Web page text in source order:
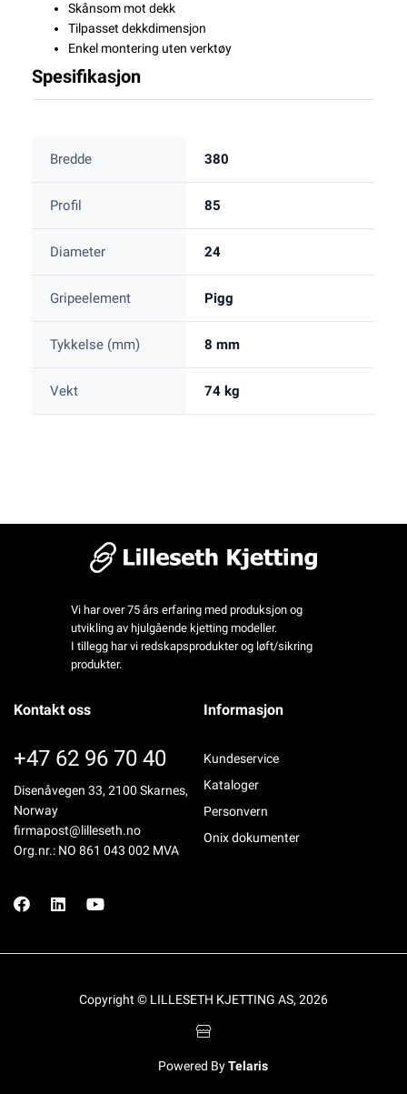
Skånsom mot dekk
Tilpasset dekkdimensjon
Enkel montering uten verktøy
Spesifikasjon
Bredde 380
Profil 85
Diameter 24
Gripeelement Pigg
Tykkelse (mm) 8 mm
Vekt 74 kg
Vi har over 75 års erfaring med produksjon og
utvikling av hjulgående kjetting modeller.
I tillegg har vi redskapsprodukter og løft/sikring
produkter.
Kontakt oss
+47 62 96 70 40
Disenåvegen 33, 2100 Skarnes,
Norway
firmapost@lilleseth.no
Org.nr.: NO 861 043 002 MVA
Informasjon
Kundeservice
Kataloger
Personvern
Onix dokumenter
Copyright © LILLESETH KJETTING AS, 2026
Powered ByTelaris